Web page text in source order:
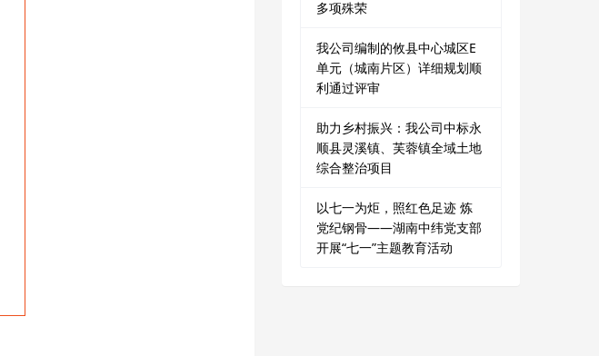
多项殊荣
我公司编制的攸县中心城区E
单元（城南片区）详细规划顺
利通过评审
助力乡村振兴：我公司中标永
顺县灵溪镇、芙蓉镇全域土地
综合整治项目
以七一为炬，照红色足迹 炼
党纪钢骨——湖南中纬党支部
开展“七一”主题教育活动